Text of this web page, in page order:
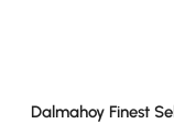
Durchschnittliche
Dalmahoy Finest